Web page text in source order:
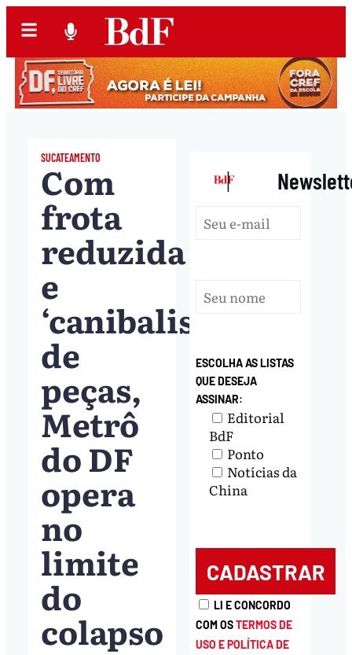
SUCATEAMENTO
Com
frota
reduzida
e
‘canibalismo’
de
peças,
Metrô
do DF
opera
no
limite
do
colapso
|
ESCOLHA AS LISTAS
QUE DESEJA
ASSINAR:
Editorial
BdF
Ponto
Notícias da
China
LI E CONCORDO
COM OSTERMOS DE
USO E POLÍTICA DE